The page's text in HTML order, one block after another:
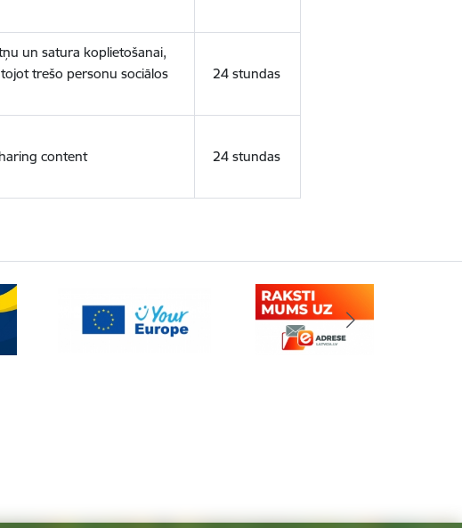
un satura koplietošanai,
trešo personu sociālos
24 stundas
content 24 stundas